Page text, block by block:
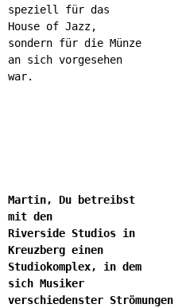
speziell für das
House of Jazz,
sondern für die Münze
an sich vorgesehen
war.
Martin, Du betreibst
mit den
Riverside Studios in
Kreuzberg einen
Studiokomplex, in dem
sich Musiker
verschiedenster Strömungen